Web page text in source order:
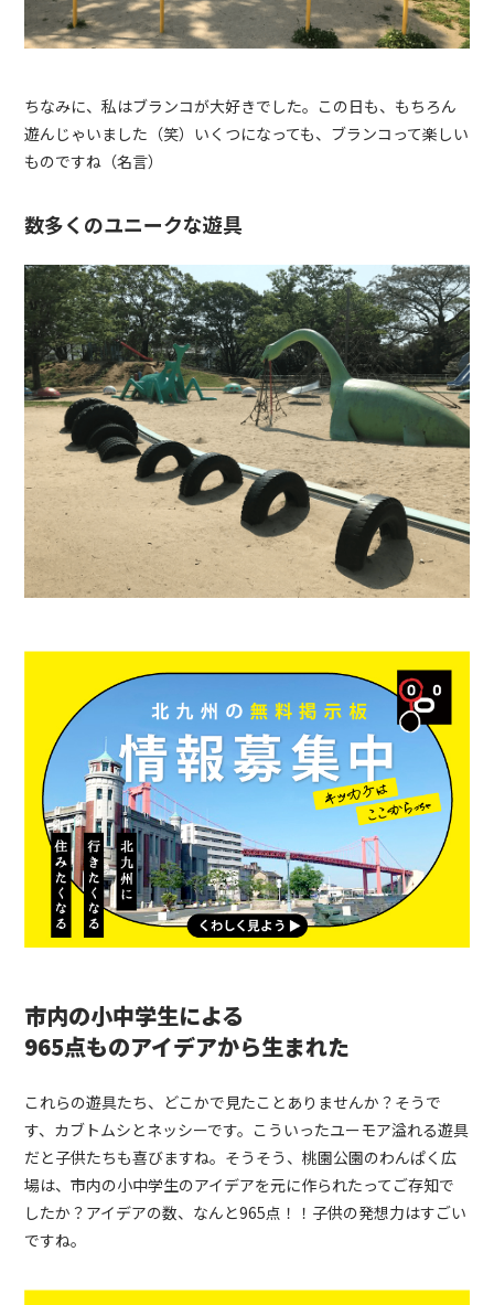
ちなみに、私はブランコが大好きでした。この日も、もちろん
遊んじゃいました（笑）いくつになっても、ブランコって楽しい
ものですね（名言）
数多くのユニークな遊具
市内の小中学生による
965点ものアイデアから生まれた
これらの遊具たち、どこかで見たことありませんか？そうで
す、カブトムシとネッシーです。こういったユーモア溢れる遊具
だと子供たちも喜びますね。そうそう、桃園公園のわんぱく広
場は、市内の小中学生のアイデアを元に作られたってご存知で
したか？アイデアの数、なんと965点！！子供の発想力はすごい
ですね。